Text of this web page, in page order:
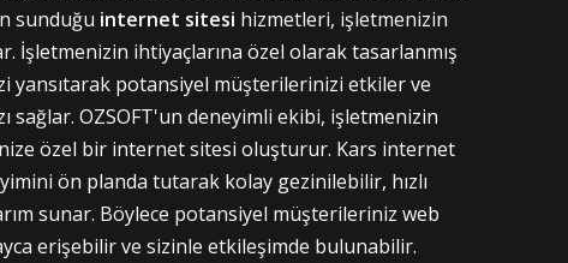
sunduğu internet sitesi hizmetleri, işletmenizin
İşletmenizin ihtiyaçlarına özel olarak tasarlanmış
yansıtarak potansiyel müşterilerinizi etkiler ve
sağlar. OZSOFT'un deneyimli ekibi, işletmenizin
özel bir internet sitesi oluşturur. Kars internet
ön planda tutarak kolay gezinilebilir, hızlı
sunar. Böylece potansiyel müşterileriniz web
erişebilir ve sizinle etkileşimde bulunabilir.